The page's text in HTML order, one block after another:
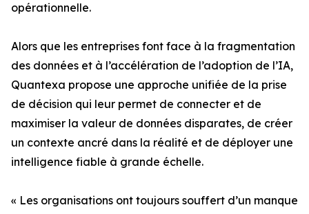
opérationnelle.
Alors que les entreprises font face à la fragmentation
des données et à l’accélération de l’adoption de l’IA,
Quantexa propose une approche unifiée de la prise
de décision qui leur permet de connecter et de
maximiser la valeur de données disparates, de créer
un contexte ancré dans la réalité et de déployer une
intelligence fiable à grande échelle.
« Les organisations ont toujours souffert d’un manque